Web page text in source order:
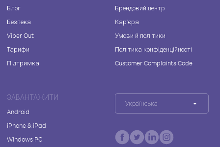
Блог
Безпека
Viber Out
Тарифи
Підтримка
Брендовий центр
Кар'єра
Умови й політики
Політика конфіденційності
Customer Complaints Code
ЗАВАНТАЖИТИ
Android
iPhone & iPad
Windows PC
Українська